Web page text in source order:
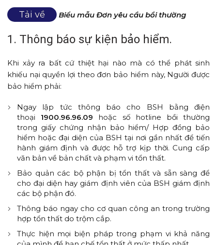
Tải về Biểu mẫu Đơn yêu cầu bồi thường
1. Thông báo sự kiện bảo hiểm.
Khi xảy ra bất cứ thiệt hại nào mà có thể phát sinh
khiếu nại quyền lợi theo đơn bảo hiểm này, Người được
bảo hiểm phải:
Ngay lập tức thông báo cho BSH bằng điện
thoại 1900.96.96.09 hoặc số hotline bồi thường
trong giấy chứng nhận bảo hiểm/ Hợp đồng bảo
hiểm hoặc đại diện của BSH tại nơi gần nhất để tiến
hành giám định và được hỗ trợ kịp thời. Cung cấp
văn bản về bản chất và phạm vi tổn thất.
Bảo quản các bộ phận bị tổn thất và sẵn sàng để
cho đại diện hay giám định viên của BSH giám định
các bộ phận đó.
Thông báo ngay cho cơ quan công an trong trường
hợp tổn thất do trộm cắp.
Thực hiện mọi biện pháp trong phạm vi khả năng